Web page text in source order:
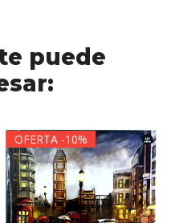
puede
OFERTA -10%